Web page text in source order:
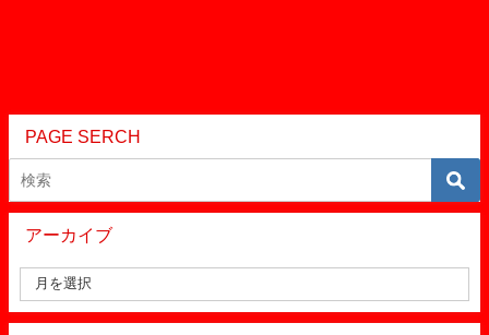
PAGE SERCH
アーカイブ